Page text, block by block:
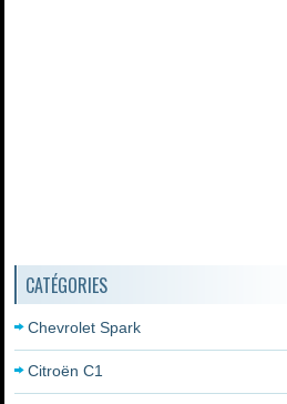
CATÉGORIES
Chevrolet Spark
Citroën C1